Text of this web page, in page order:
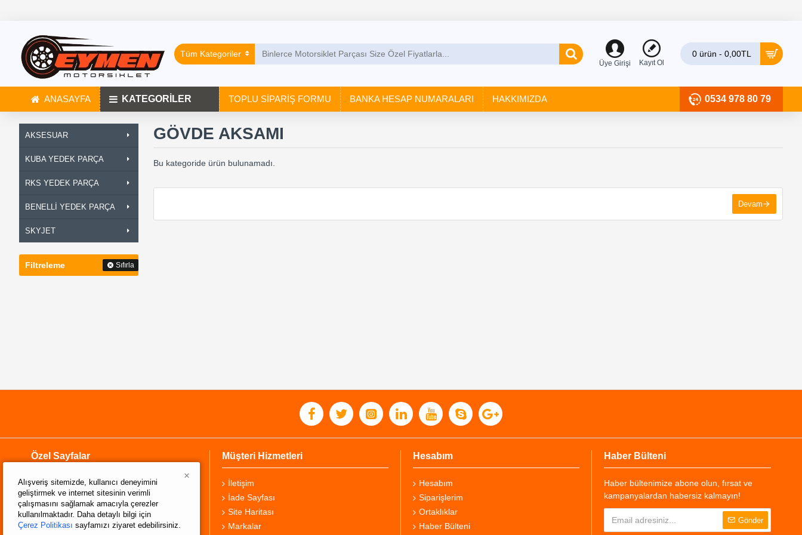
Tüm Kategoriler
Üye Girişi Kayıt Ol
0 ürün - 0,00TL
ANASAYFA KATEGORİLER TOPLU SİPARİŞ FORMU BANKA HESAP NUMARALARI HAKKIMIZDA 0534 978 80 79
AKSESUAR
KUBA YEDEK PARÇA
RKS YEDEK PARÇA
BENELLİ YEDEK PARÇA
SKYJET
Filtreleme Sıfırla
GÖVDE AKSAMI
Bu kategoride ürün bulunamadı.
Devam
Özel Sayfalar
Hakkımızda
Teslimat Bilgisi
Gizlilik Sözleşmesi
Şartlar ve Koşullar
Müşteri Hizmetleri
İletişim
İade Sayfası
Site Haritası
Markalar
Hesabım
Hesabım
Siparişlerim
Ortaklıklar
Haber Bülteni
Haber Bülteni
Haber bültenimize abone olun, fırsat ve
kampanyalardan habersiz kalmayın!
Gönder
Alışveriş sitemizde, kullanıcı deneyimini
geliştirmek ve internet sitesinin verimli
çalışmasını sağlamak amacıyla çerezler
kullanılmaktadır. Daha detaylı bilgi için
Çerez Politikası sayfamızı ziyaret edebilirsiniz.
×